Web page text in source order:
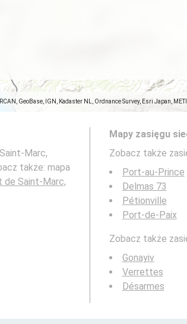
GeoBase, IGN, Kadaster NL, Ordnance Survey, Esri Japan,
Marc,
także: mapa
de Saint-Marc,
Mapy zasięgu
Zobacz także
Port-au-Prince
Delmas 73
Pétionville
Port-de-Paix
Zobacz także
Gonayiv
Verrettes
Désarmes